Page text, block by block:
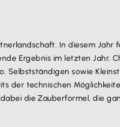
In diesem Jahr
Ergebnis im letzten Jahr.
Selbstständigen sowie
der technischen
die Zauberformel, die